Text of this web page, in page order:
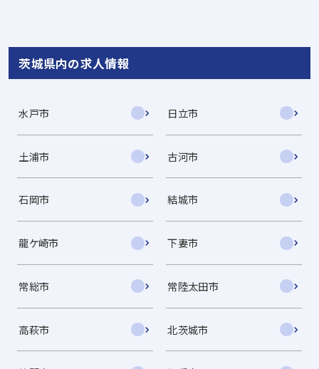
茨城県内の求人情報
水戸市 日立市
土浦市 古河市
石岡市 結城市
龍ケ崎市 下妻市
常総市 常陸太田市
高萩市 北茨城市